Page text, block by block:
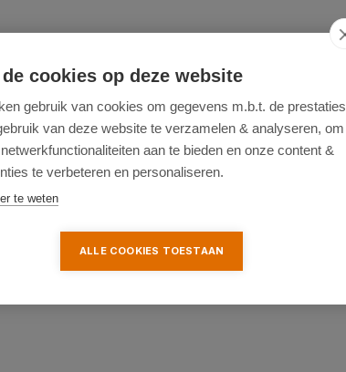
en
uit de 18V E³-
cookies op deze website
gebruik van cookies om gegevens m.b.t. de prestaties
van deze website te verzamelen & analyseren, om
aan te bieden en onze content &
te verbeteren en personaliseren.
te weten
ALLE COOKIES TOESTAAN